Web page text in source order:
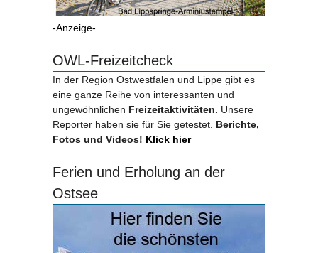
-Anzeige-
OWL-Freizeitcheck
In der Region Ostwestfalen und Lippe gibt es
eine ganze Reihe von interessanten und
ungewöhnlichen Freizeitaktivitäten. Unsere
Reporter haben sie für Sie getestet. Berichte,
Fotos und Videos! Klick hier
Ferien und Erholung an der
Ostsee